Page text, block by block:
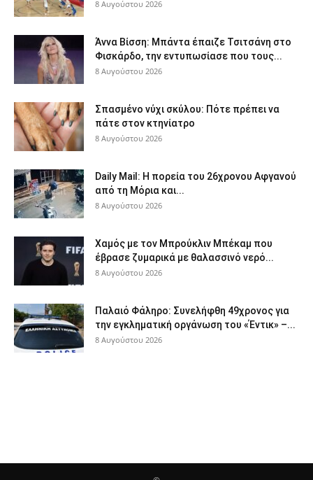
8 Αυγούστου 2026
Άννα Βίσση: Μπάντα έπαιζε Τσιτσάνη στο
Φισκάρδο, την εντυπωσίασε που τους...
8 Αυγούστου 2026
Σπασμένο νύχι σκύλου: Πότε πρέπει να
πάτε στον κτηνίατρο
8 Αυγούστου 2026
Daily Mail: Η πορεία του 26χρονου Αφγανού
από τη Μόρια και...
8 Αυγούστου 2026
Χαμός με τον Μπρούκλιν Μπέκαμ που
έβρασε ζυμαρικά με θαλασσινό νερό...
8 Αυγούστου 2026
Παλαιό Φάληρο: Συνελήφθη 49χρονος για
την εγκληματική οργάνωση του «Έντικ» –...
8 Αυγούστου 2026